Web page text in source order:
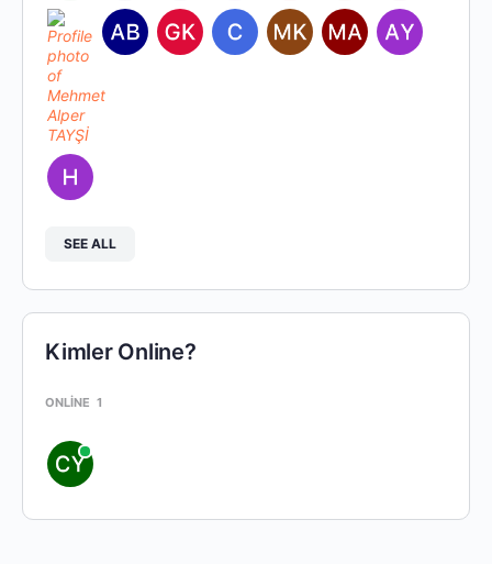
SEE ALL
Kimler Online?
ONLINE 1